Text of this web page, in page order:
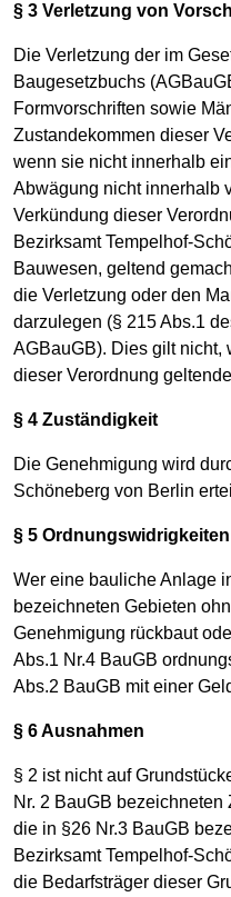
§ 3 Verletzung von
Die Verletzung der im
Baugesetzbuchs
Formvorschriften sowie
Zustandekommen dieser
wenn sie nicht innerhalb
Abwägung nicht innerhalb
Verkündung dieser
Bezirksamt Tempelhof-
Bauwesen, geltend
die Verletzung oder den
darzulegen (§ 215 Abs.1
AGBauGB). Dies gilt nicht,
dieser Verordnung
§ 4 Zuständigkeit
Die Genehmigung wird
Schöneberg von Berlin
§ 5 Ordnungswidrigkeiten
Wer eine bauliche Anlage
bezeichneten Gebieten
Genehmigung rückbaut
Abs.1 Nr.4 BauGB
Abs.2 BauGB mit einer
§ 6 Ausnahmen
§ 2 ist nicht auf
Nr. 2 BauGB
die in §26 Nr.3 BauGB
Bezirksamt Tempelhof-
die Bedarfsträger dieser